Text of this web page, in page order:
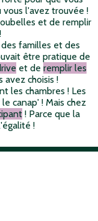
vous l'avez trouvée !
et de remplir
familles et des
être pratique de
et de remplir les
avez choisis !
les chambres ! Les
canap' ! Mais chez
! Parce que la
!